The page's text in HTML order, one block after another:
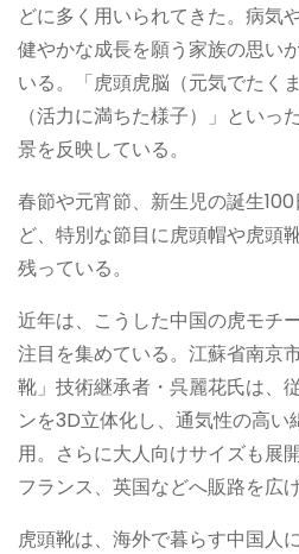
どに多く用いられてきた。病気
健やかな成長を願う家族の思い
いる。「虎頭虎脳（元気でたく
（活力に満ちた様子）」といっ
景を反映している。
春節や元宵節、新生児の誕生
ど、特別な節目に虎頭帽や虎頭
残っている。
近年は、こうした中国の虎モチ
注目を集めている。江蘇省南京
靴」技術継承者・呉麗花氏は、
ンを3D立体化し、通気性の高
用。さらに大人向けサイズも展
フランス、英国などへ販路を広げ
虎頭靴は、海外で暮らす中国人